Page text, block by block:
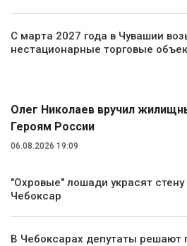
С марта 2027 года в Чувашии
нестационарные торговые
Олег Николаев вручил
Героям России
06.08.2026 19:09
"Охровые" лошади украсят
Чебоксар
В Чебоксарах депутаты решают